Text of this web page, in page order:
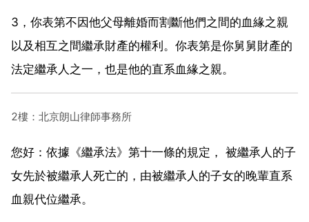
3，你表第不因他父母離婚而割斷他們之間的血緣之親
以及相互之間繼承財產的權利。你表第是你舅舅財產的
法定繼承人之一，也是他的直系血緣之親。
2樓：北京朗山律師事務所
您好：依據《繼承法》第十一條的規定， 被繼承人的子
女先於被繼承人死亡的，由被繼承人的子女的晚輩直系
血親代位繼承。